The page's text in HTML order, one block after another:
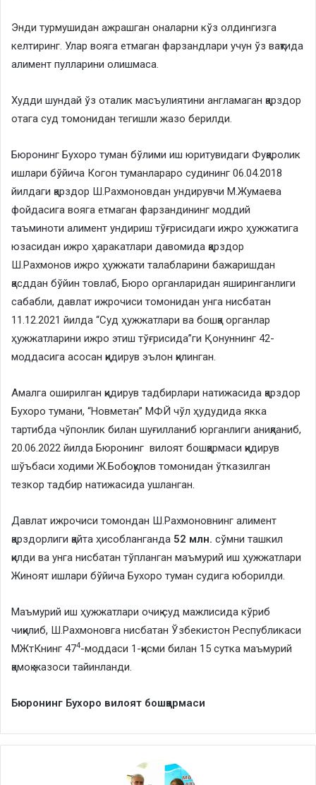
Энди турмушидан ажрашган оналарни кўз олдингизга
келтиринг. Улар вояга етмаган фарзандлари учун ўз вақтида
алимент пулларини олишмаса.
Худди шундай ўз оталик масъулиятини англамаган қарздор
отага суд томонидан тегишли жазо берилди.
Бюронинг Бухоро туман бўлими иш юритувидаги Фуқаролик
ишлари бўйича Когон туманлараро судининг 06.04.2018
йилдаги қарздор Ш.Рахмоновдан ундирувчи М.Жумаева
фойдасига вояга етмаган фарзандининг моддий
таъминоти алимент ундириш тўғрисидаги ижро ҳужжатига
юзасидан ижро ҳаракатлари давомида қарздор
Ш.Рахмонов ижро ҳужжати талабларини бажаришдан
қасддан бўйин товлаб, Бюро органларидан яширинганлиги
сабабли, давлат ижрочиси томонидан унга нисбатан
11.12.2021 йилда “Суд ҳужжатлари ва бошқа органлар
ҳужжатларини ижро этиш тўғрисида”ги Қонуннинг 42-
моддасига асосан қидирув эълон қилинган.
Амалга оширилган қидирув тадбирлари натижасида қарздор
Бухоро тумани, “Новметан” МФЙ чўл ҳудудида якка
тартибда чўпонлик билан шуғилланиб юрганлиги аниқланиб,
20.06.2022 йилда Бюронинг вилоят бошқармаси қидирув
шўъбаси ходими Ж.Бобоқулов томонидан ўтказилган
тезкор тадбир натижасида ушланган.
Давлат ижрочиси томондан Ш.Рахмоновнинг алимент
қарздорлиги қайта ҳисобланганда 52 млн. сўмни ташкил
қилди ва унга нисбатан тўпланган маъмурий иш ҳужжатлари
Жиноят ишлари бўйича Бухоро туман судига юборилди.
Маъмурий иш ҳужжатлари очиқ суд мажлисида кўриб
чиқилиб, Ш.Рахмоновга нисбатан Ўзбекистон Республикаси
МЖтКнинг 474-моддаси 1-қисми билан 15 сутка маъмурий
қамоқ жазоси тайинланди.
Бюронинг Бухоро вилоят бошқармаси